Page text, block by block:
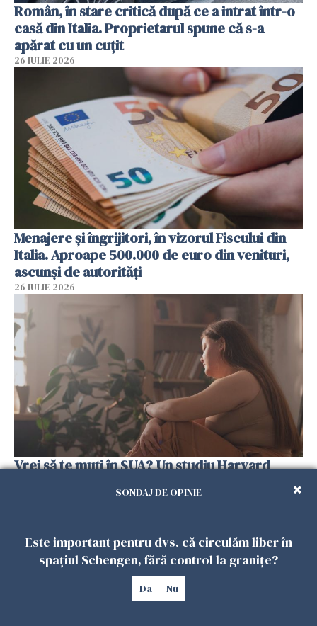
Român, în stare critică după ce a intrat într-o
casă din Italia. Proprietarul spune că s-a
apărat cu un cuțit
26 IULIE 2026
Menajere și îngrijitori, în vizorul Fiscului din
Italia. Aproape 500.000 de euro din venituri,
ascunși de autorități
26 IULIE 2026
Vrei să te muți în SUA? Un studiu Harvard
SONDAJ DE OPINIE
Este important pentru dvs. că circulăm liber în
spațiul Schengen, fără control la granițe?
Da Nu